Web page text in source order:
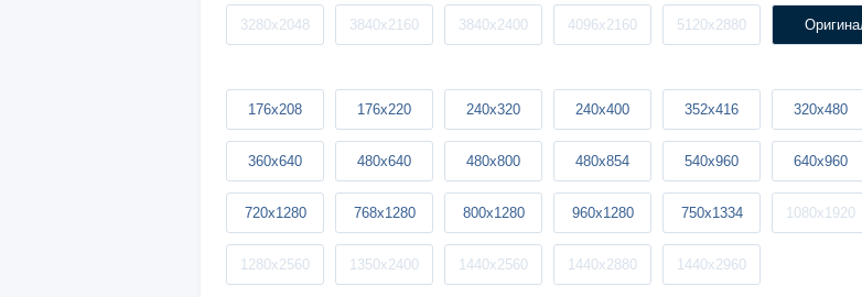
3280x2048 3840x2160 3840x2400 4096x2160 5120x2880
176x208 176x220 240x320 240x400 352x416 320x480
360x640 480x640 480x800 480x854 540x960 640x960
720x1280 768x1280 800x1280 960x1280 750x1334 1080x1920
1280x2560 1350x2400 1440x2560 1440x2880 1440x2960